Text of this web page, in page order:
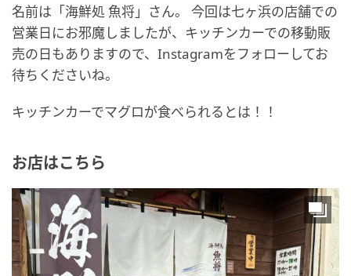
名前は「海鮮処 魚将」さん。 今回は七ヶ浜の店舗での
営業日にお邪魔しましたが、キッチンカーでの移動販
売の日もありますので、Instagramをフォローしてお
待ちくださいね。
キッチンカーでマグロが食べられるとは！！
お店はこちら